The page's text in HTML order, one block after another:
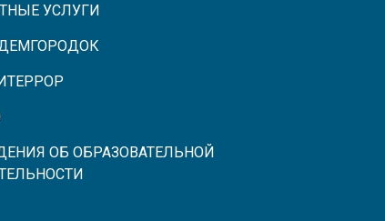
УСЛУГИ
ОБ ОБРАЗОВАТЕЛЬНОЙ